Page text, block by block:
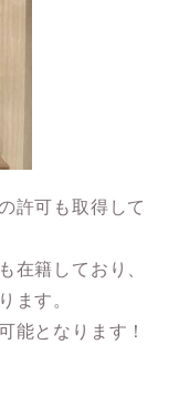
許可も取得して
在籍しており、
ます。
能となります！